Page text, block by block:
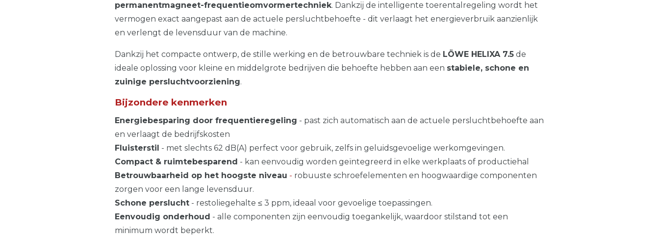
permanentmagneet-frequentieomvormertechniek. Dankzij de intelligente toerentalregeling wordt het
vermogen exact aangepast aan de actuele persluchtbehoefte - dit verlaagt het energieverbruik aanzienlijk
en verlengt de levensduur van de machine.
Dankzij het compacte ontwerp, de stille werking en de betrouwbare techniek is de LÖWE HELIXA7.5 de
ideale oplossing voor kleine en middelgrote bedrijven die behoefte hebben aan een stabiele, schone en
zuinige persluchtvoorziening.
Bijzondere kenmerken
Energiebesparing door frequentieregeling - past zich automatisch aan de actuele persluchtbehoefte aan
en verlaagt de bedrijfskosten
Fluisterstil - met slechts 62 dB(A) perfect voor gebruik, zelfs in geluidsgevoelige werkomgevingen.
Compact & ruimtebesparend - kan eenvoudig worden geïntegreerd in elke werkplaats of productiehal
Betrouwbaarheid op het hoogste niveau - robuuste schroefelementen en hoogwaardige componenten
zorgen voor een lange levensduur.
Schone perslucht - restoliegehalte ≤ 3 ppm, ideaal voor gevoelige toepassingen.
Eenvoudig onderhoud - alle componenten zijn eenvoudig toegankelijk, waardoor stilstand tot een
minimum wordt beperkt.